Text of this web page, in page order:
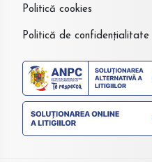
Politică cookies
Politică de confidențialitate